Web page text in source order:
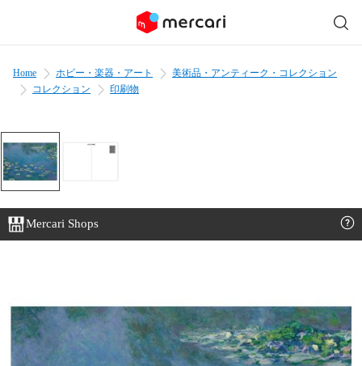
Home ホビー・楽器・アート
美術品・アンティーク・コレクション
コレクション
印刷物
Mercari Shops